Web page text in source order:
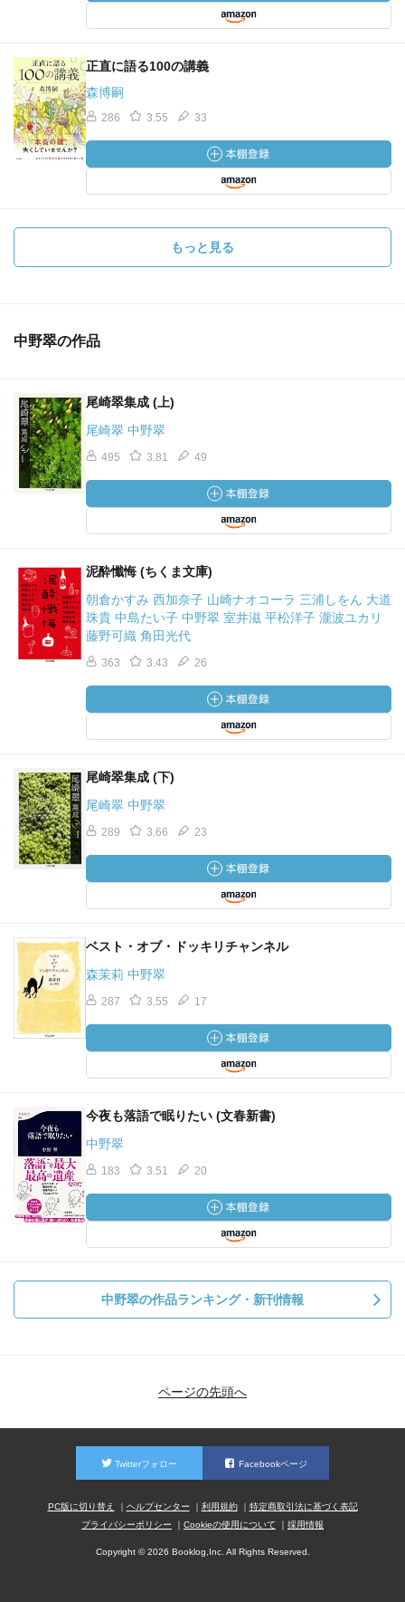
正直に語る100の講義
森博嗣
286 3.55 33
もっと見る
中野翠の作品
尾崎翠集成 (上)
尾崎翠 中野翠
495 3.81 49
泥酔懺悔 (ちくま文庫)
朝倉かすみ 西加奈子 山崎ナオコーラ 三浦しをん 大道
珠貴 中島たい子 中野翠 室井滋 平松洋子 瀧波ユカリ
藤野可織 角田光代
363 3.43 26
尾崎翠集成 (下)
尾崎翠 中野翠
289 3.66 23
ベスト・オブ・ドッキリチャンネル
森茉莉 中野翠
287 3.55 17
今夜も落語で眠りたい (文春新書)
中野翠
183 3.51 20
中野翠の作品ランキング・新刊情報
ページの先頭へ
Twitterフォロー Facebookページ
PC版に切り替え ヘルプセンター 利用規約
特定商取引法に基づく表記
プライバシーポリシー
Cookieの使用について 採用情報
Copyright © 2026 Booklog,Inc. All Rights Reserved.